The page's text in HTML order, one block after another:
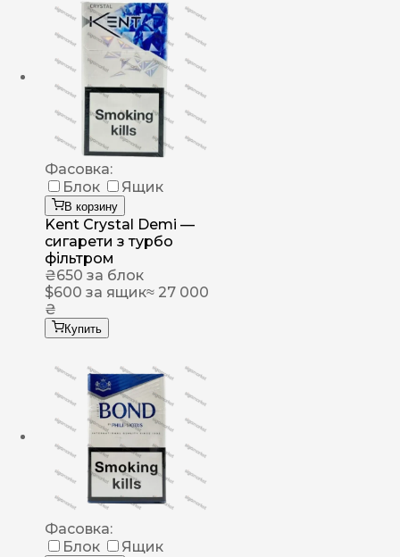
Фасовка:
Блок
Ящик
В корзину
Kent Crystal Demi —
сигарети з турбо
фільтром
₴650 за блок
$600 за ящик≈ 27 000
₴
Купить
Фасовка:
Блок
Ящик